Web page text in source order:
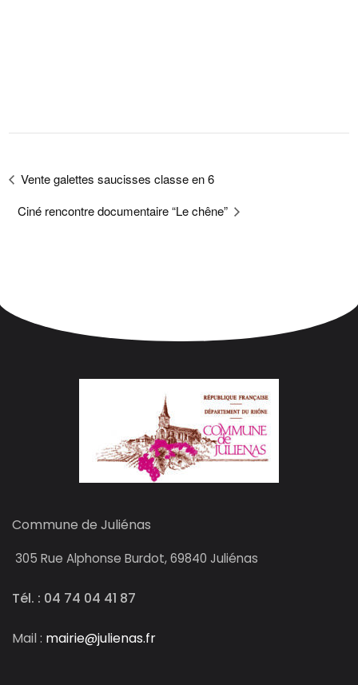
Vente galettes saucisses classe en 6
Ciné rencontre documentaire “Le chêne”
Commune de Juliénas
305 Rue Alphonse Burdot, 69840 Juliénas
Tél. : 04 74 04 41 87
Mail : mairie@julienas.fr